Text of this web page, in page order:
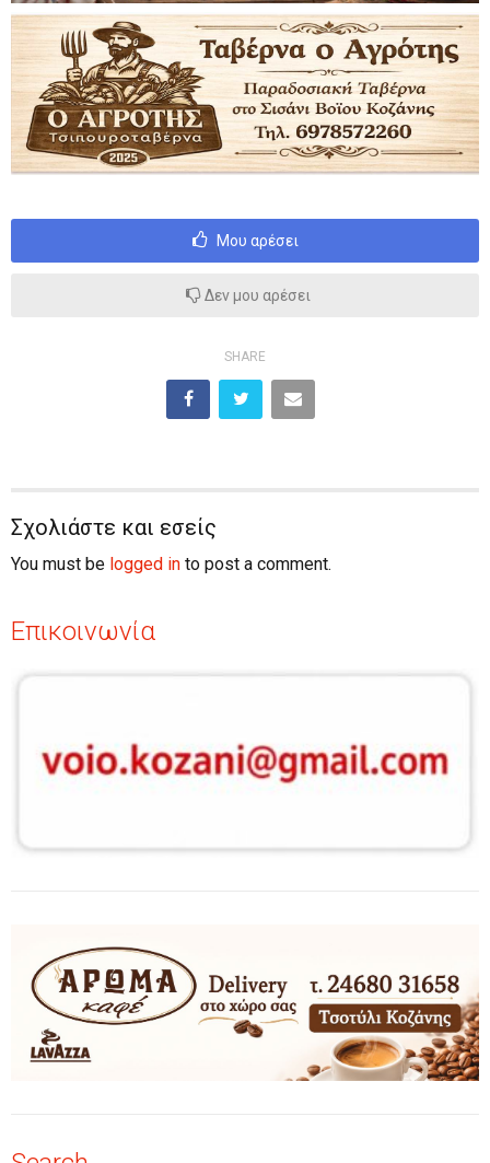
Μου αρέσει
Δεν μου αρέσει
SHARE
Σχολιάστε και εσείς
You must be logged in to post a comment.
Επικοινωνία